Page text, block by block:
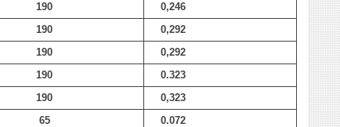
190
0,246
190
0,292
190
0,292
190
0.323
190
0,323
65
0.072